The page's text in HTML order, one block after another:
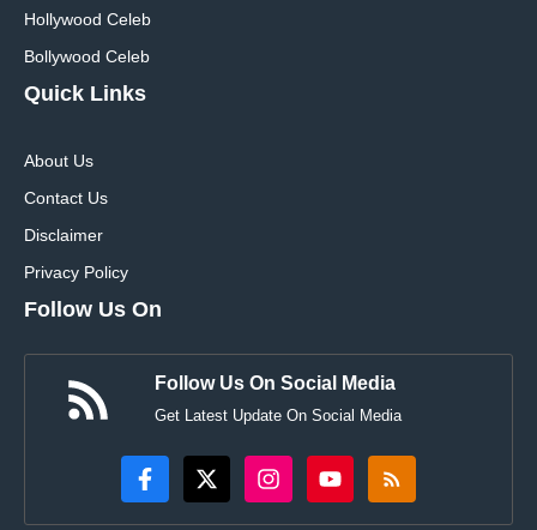
Hollywood Celeb
Bollywood Celeb
Quick Links
About Us
Contact Us
Disclaimer
Privacy Policy
Follow Us On
Follow Us On Social Media
Get Latest Update On Social Media